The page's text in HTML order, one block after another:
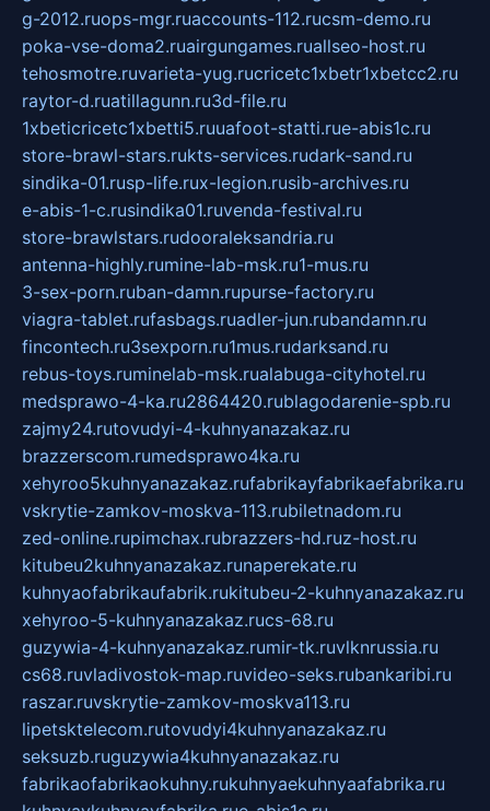
g-2012.ruops-mgr.ruaccounts-112.rucsm-demo.ru
poka-vse-doma2.ruairgungames.ruallseo-host.ru
tehosmotre.ruvarieta-yug.rucricetc1xbetr1xbetcc2.ru
raytor-d.ruatillagunn.ru3d-file.ru
1xbeticricetc1xbetti5.ruuafoot-statti.rue-abis1c.ru
store-brawl-stars.rukts-services.rudark-sand.ru
sindika-01.rusp-life.rux-legion.rusib-archives.ru
e-abis-1-c.rusindika01.ruvenda-festival.ru
store-brawlstars.rudooraleksandria.ru
antenna-highly.rumine-lab-msk.ru1-mus.ru
3-sex-porn.ruban-damn.rupurse-factory.ru
viagra-tablet.rufasbags.ruadler-jun.rubandamn.ru
fincontech.ru3sexporn.ru1mus.rudarksand.ru
rebus-toys.ruminelab-msk.rualabuga-cityhotel.ru
medsprawo-4-ka.ru2864420.rublagodarenie-spb.ru
zajmy24.rutovudyi-4-kuhnyanazakaz.ru
brazzerscom.rumedsprawo4ka.ru
xehyroo5kuhnyanazakaz.rufabrikayfabrikaefabrika.ru
vskrytie-zamkov-moskva-113.rubiletnadom.ru
zed-online.rupimchax.rubrazzers-hd.ruz-host.ru
kitubeu2kuhnyanazakaz.runaperekate.ru
kuhnyaofabrikaufabrik.rukitubeu-2-kuhnyanazakaz.ru
xehyroo-5-kuhnyanazakaz.rucs-68.ru
guzywia-4-kuhnyanazakaz.rumir-tk.ruvlknrussia.ru
cs68.ruvladivostok-map.ruvideo-seks.rubankaribi.ru
raszar.ruvskrytie-zamkov-moskva113.ru
lipetsktelecom.rutovudyi4kuhnyanazakaz.ru
seksuzb.ruguzywia4kuhnyanazakaz.ru
fabrikaofabrikaokuhny.rukuhnyaekuhnyaafabrika.ru